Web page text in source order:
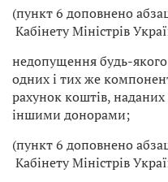
(пункт 6 доповнено
Кабінету Міністрів
недопущення будь-
одних і тих же
рахунок коштів,
іншими донорами;
(пункт 6 доповнено
Кабінету Міністрів